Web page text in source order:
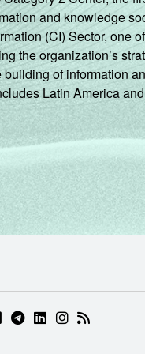
and knowledge
(CI) Sector, one
the organization’s
of information
Latin America
NIC.BR (ABRE EM
DO NIC.BR (ABRE EM
DO NIC.BR (ABRE
DO NIC.BR (ABRE
TELEGRAM DO
LINKEDIN DO
INSTAGRAM
RSS DO